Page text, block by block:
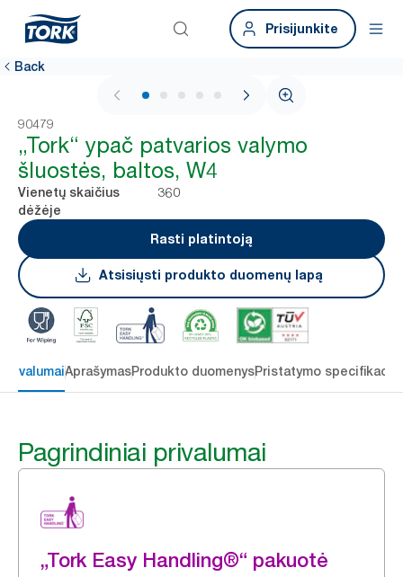
Prisijunkite
Back
1 / 6
90479
„Tork“ ypač patvarios valymo
šluostės, baltos, W4
Vienetų skaičius
dėžėje
360
Rasti platintoją
Atsisiųsti produkto duomenų lapą
AprašymasProdukto duomenysPristatymo
Pagrindiniai privalumai
„Tork Easy Handling®“ pakuotė